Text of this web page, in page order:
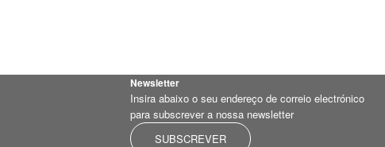
Newsletter
Insira abaixo o seu endereço de correio electrónico
para subscrever a nossa newsletter
SUBSCREVER